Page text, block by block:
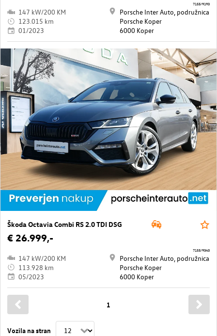
147 kW/200 KM
123.015 km
01/2023
Porsche Inter Auto, podružnica
Porsche Koper
6000 Koper
7155/9193
Škoda Octavia Combi RS 2.0 TDI DSG
€ 26.999,-
147 kW/200 KM
113.928 km
05/2023
Porsche Inter Auto, podružnica
Porsche Koper
6000 Koper
7155/9343
Vozila na stran
1